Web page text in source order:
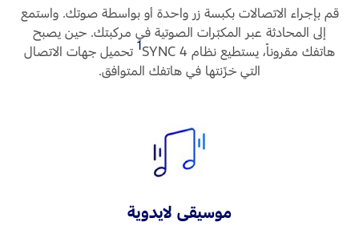
قم بإجراء الاتصالات بكبسة زر واحدة أو بواسطة صوتك. واستمع
إلى المحادثة عبر المكبّرات الصوتية في مركبتك. حين يصبح
هاتفك مقروناً، يستطيع نظام SYNC 4‏
1 تحميل جهات الاتصال
التي خزّنتها في هاتفك المتوافق.
موسيقى لايدوية